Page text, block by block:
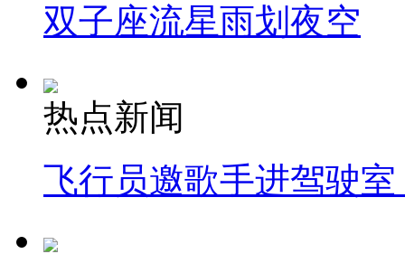
双子座流星雨划夜空
热点新闻
飞行员邀歌手进驾驶